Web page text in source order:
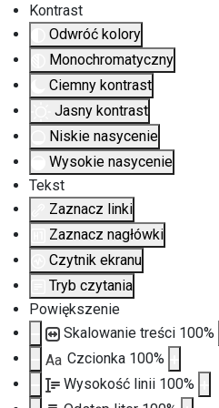
Kontrast
Odwróć kolory
Monochromatyczny
Ciemny kontrast
Jasny kontrast
Niskie nasycenie
Wysokie nasycenie
Tekst
Zaznacz linki
Zaznacz nagłówki
Czytnik ekranu
Tryb czytania
Powiększenie
Skalowanie treści 100%
Aa Czcionka 100%
Wysokość linii 100%